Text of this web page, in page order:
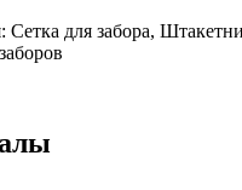
Сетка для забора,